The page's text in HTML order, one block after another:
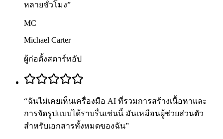
หลายชั่วโมง”
MC
Michael Carter
ผู้ก่อตั้งสตาร์ทอัป
“ฉันไม่เคยเห็นเครื่องมือ AI ที่รวมการสร้างเนื้อหาและ
การจัดรูปแบบได้ราบรื่นเช่นนี้ มันเหมือนผู้ช่วยส่วนตัว
สำหรับเอกสารทั้งหมดของฉัน”